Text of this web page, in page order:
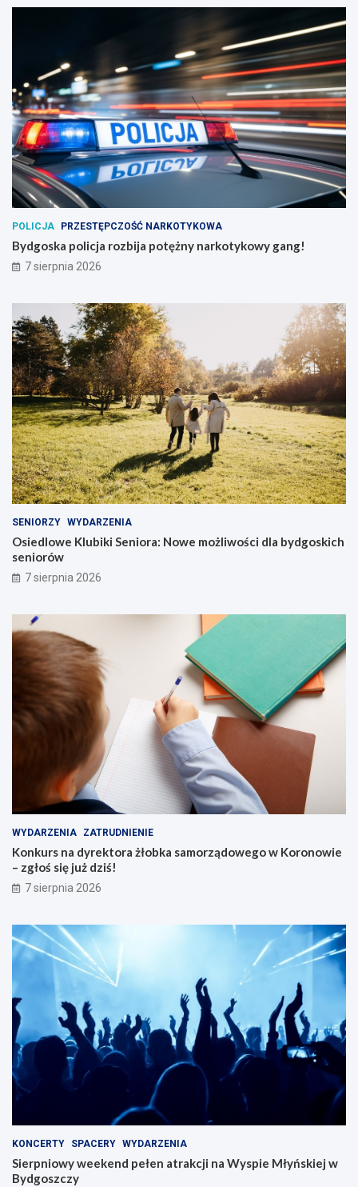
POLICJA PRZESTĘPCZOŚĆ NARKOTYKOWA
Bydgoska policja rozbija potężny narkotykowy gang!
7 sierpnia 2026
SENIORZY WYDARZENIA
Osiedlowe Klubiki Seniora: Nowe możliwości dla bydgoskich
seniorów
7 sierpnia 2026
WYDARZENIA ZATRUDNIENIE
Konkurs na dyrektora żłobka samorządowego w Koronowie
– zgłoś się już dziś!
7 sierpnia 2026
KONCERTY SPACERY WYDARZENIA
Sierpniowy weekend pełen atrakcji na Wyspie Młyńskiej w
Bydgoszczy